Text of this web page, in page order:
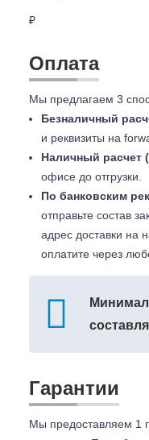
₽
Оплата
Мы предлагаем 3
Безналичный
и реквизиты на
Наличный расчет
офисе до отгрузки.
По банковским
отправьте состав
адрес доставки на
оплатите через
Гарантии
Мы предоставляем 1